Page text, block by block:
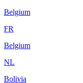
Belgium
FR
Belgium
NL
Bolivia